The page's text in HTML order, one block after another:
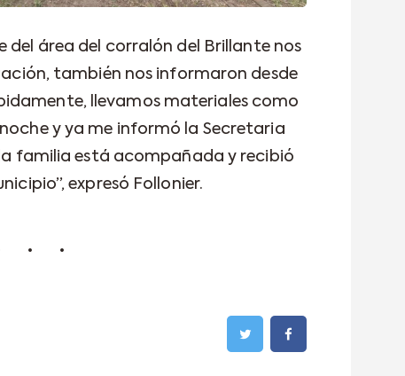
del área del corralón del Brillante nos
también nos informaron desde
llevamos materiales como
y ya me informó la Secretaria
la familia está acompañada y recibió
expresó Follonier.